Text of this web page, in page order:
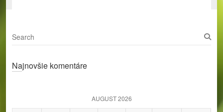
S
e
rNajnovšie komentáre
AUGUST 2026